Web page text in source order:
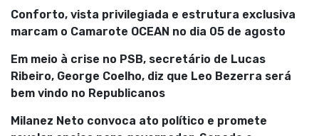
Conforto, vista privilegiada e estrutura exclusiva
marcam o Camarote OCEAN no dia 05 de agosto
Em meio à crise no PSB, secretário de Lucas
Ribeiro, George Coelho, diz que Leo Bezerra será
bem vindo no Republicanos
Milanez Neto convoca ato político e promete